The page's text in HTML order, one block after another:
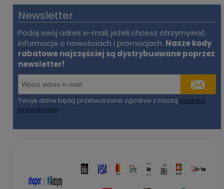
Newsletter
Podaj swój adres e-mail, jeżeli chcesz otrzymywać
informacje o nowościach i promocjach. Nasze kody
rabatowe najczęściej są dystrybuowane poprzez
newsletter!
Twoje dane będą przetwarzane zgodnie z naszą polityką
prywatności